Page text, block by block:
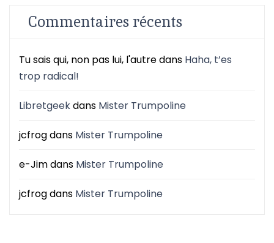
Commentaires récents
Tu sais qui, non pas lui, l'autredans Haha, t’es
trop radical!
Libretgeekdans Mister Trumpoline
jcfrogdans Mister Trumpoline
e-Jimdans Mister Trumpoline
jcfrogdans Mister Trumpoline